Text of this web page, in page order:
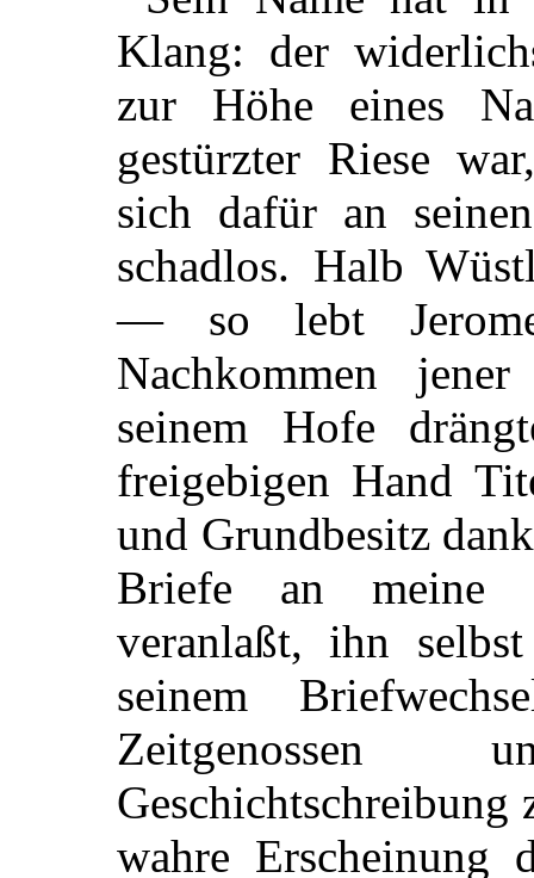
Klang: der
zur Höhe eines
gestürzter Riese
sich dafür an
schadlos. Halb
— so lebt
Nachkommen
seinem Hofe
freigebigen Hand
und Grundbesitz
Briefe an meine
veranlaßt, ihn
seinem
Geschichtschreibung
wahre Erscheinung